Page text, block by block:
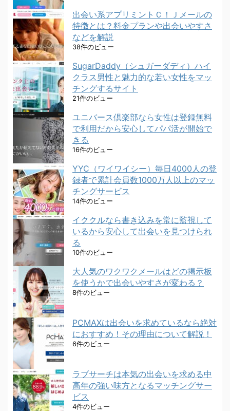
出会い系アプリミントＣ！Ｊメールの
特徴とは？料金プランや出会いやすさ
などを解説
38件のビュー
SugarDaddy（シュガーダディ）ハイ
クラス男性と魅力的な若い女性をマッ
チングするサイト
21件のビュー
ユニバース倶楽部なら女性は登録無料
で利用だから安心してパパ活が開始で
きる
16件のビュー
YYC（ワイワイシー）毎日4000人の登
録者で累計会員数1000万人以上のマッ
チングサービス
14件のビュー
イククルなら書き込みを常に監視して
いるから安心して出会いを見つけられ
る
10件のビュー
大人気のワクワクメールはどの掲示板
を使うかで出会いやすさが変わる？
8件のビュー
PCMAXは出会いを求めているなら絶対
におすすめ！その理由について解説！
6件のビュー
ラブサーチは本気の出会いを求める中
高年の強い味方となるマッチングサー
ビス
4件のビュー